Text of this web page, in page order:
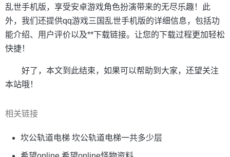
乱世手机版，享受安卓游戏角色扮演带来的无尽乐趣！此
外，我们还提供qq游戏三国乱世手机版的详细信息，包括功
能介绍、用户评价以及**下载链接。让您的下载过程更加轻松
快捷！
好了，本文到此结束，如果可以帮助到大家，还望关注
本站哦！
相关链接
坎公轨道电梯 坎公轨道电梯一共多少层